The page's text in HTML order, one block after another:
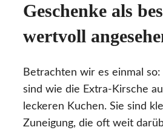
Geschenke als
wertvoll
Betrachten wir es einmal so:
sind wie die Extra-Kirsche
leckeren Kuchen. Sie sind
Zuneigung, die oft weit